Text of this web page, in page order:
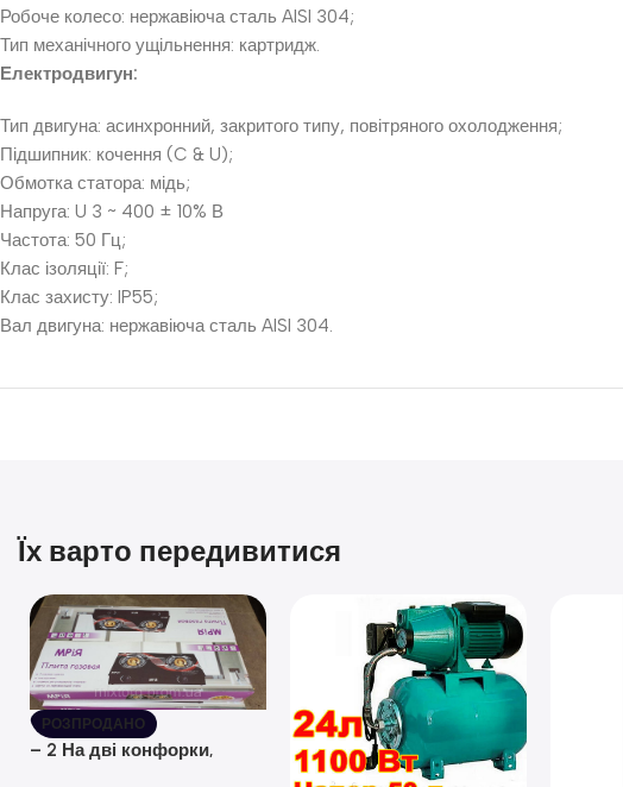
Робоче колесо: нержавіюча сталь AISI 304;
Тип механічного ущільнення: картридж.
Електродвигун:
Тип двигуна: асинхронний, закритого типу, повітряного охолодження;
Підшипник: кочення (C & U);
Обмотка статора: мідь;
Напруга: U 3 ~ 400 ± 10% В
Частота: 50 Гц;
Клас ізоляції: F;
Клас захисту: IP55;
Вал двигуна: нержавіюча сталь AISI 304.
Їх варто передивитися
РОЗПРОДАНО
– 2 На дві конфорки,